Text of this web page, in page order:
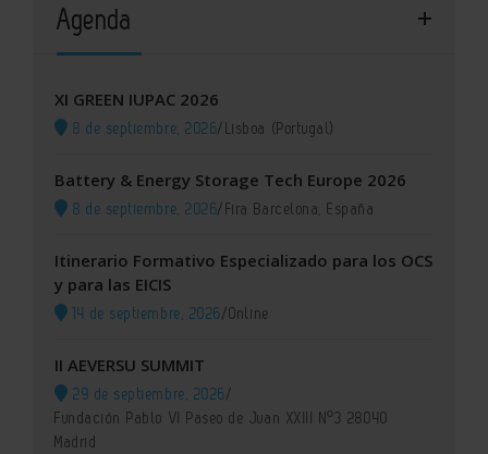
Agenda
XI GREEN IUPAC 2026
8 de septiembre, 2026/Lisboa (Portugal)
Battery & Energy Storage Tech Europe 2026
8 de septiembre, 2026/Fira Barcelona, España
Itinerario Formativo Especializado para los OCS
y para las EICIS
14 de septiembre, 2026/Online
II AEVERSU SUMMIT
29 de septiembre, 2026/
Fundación Pablo VI Paseo de Juan XXIII Nº3 28040
Madrid